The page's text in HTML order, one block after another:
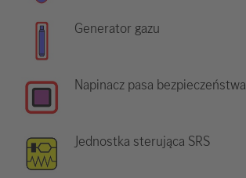
Generator gazu
Napinacz pasa bezpieczeństwa
Jednostka sterująca SRS